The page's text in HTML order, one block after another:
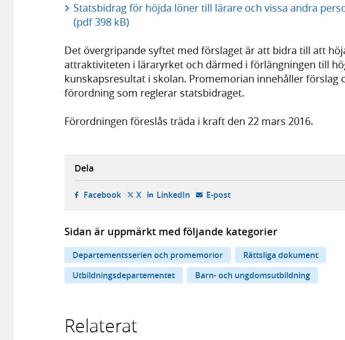
Statsbidrag för höjda löner till lärare och vissa andra
(pdf 398 kB)
Det övergripande syftet med förslaget är att bidra till att
attraktiviteten i läraryrket och därmed i förlängningen till
kunskapsresultat i skolan. Promemorian innehåller förslag
förordning som reglerar statsbidraget.
Förordningen föreslås träda i kraft den 22 mars 2016.
Dela
Facebook- öppnas i ny flik, extern webbplats,
X- öppnas i ny flik, extern webbplats,
LinkedIn- öppnas i ny flik, extern webbplats,
E-post- öppnar din e-postklient,
Sidan är uppmärkt med följande kategorier
Departementsserien och promemorior
Rättsliga dokument
Utbildningsdepartementet
Barn- och ungdomsutbildning
Relaterat